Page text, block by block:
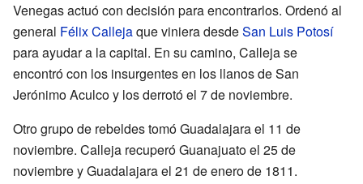
Venegas actuó con decisión para encontrarlos. Ordenó al
general Félix Callejaque viniera desdeSan Luis Potosí
para ayudar a la capital. En su camino, Calleja se
encontró con los insurgentes en los llanos de San
Jerónimo Aculco y los derrotó el 7 de noviembre.
Otro grupo de rebeldes tomó Guadalajara el 11 de
noviembre. Calleja recuperó Guanajuato el 25 de
noviembre y Guadalajara el 21 de enero de 1811.